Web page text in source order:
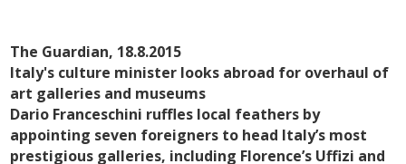
The Guardian, 18.8.2015
Italy's culture minister looks abroad for overhaul of
art galleries and museums
Dario Franceschini ruffles local feathers by
appointing seven foreigners to head Italy’s most
prestigious galleries, including Florence’s Uffizi and